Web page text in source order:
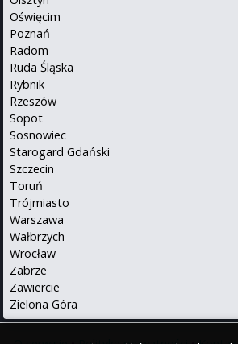
Oświęcim
Poznań
Radom
Ruda Śląska
Rybnik
Rzeszów
Sopot
Sosnowiec
Starogard Gdański
Szczecin
Toruń
Trójmiasto
Warszawa
Wałbrzych
Wrocław
Zabrze
Zawiercie
Zielona Góra